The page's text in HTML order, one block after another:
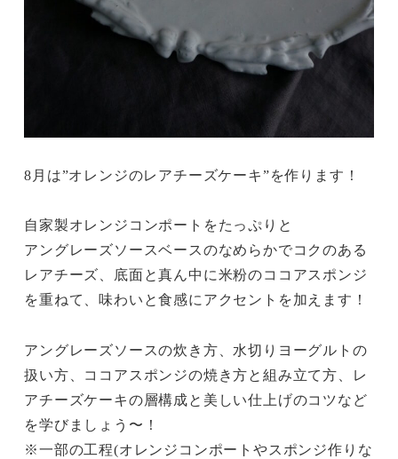
8月は”オレンジのレアチーズケーキ”を作ります！
自家製オレンジコンポートをたっぷりと
アングレーズソースベースのなめらかでコクのある
レアチーズ、底面と真ん中に米粉のココアスポンジ
を重ねて、味わいと食感にアクセントを加えます！
アングレーズソースの炊き方、水切りヨーグルトの
扱い方、ココアスポンジの焼き方と組み立て方、レ
アチーズケーキの層構成と美しい仕上げのコツなど
を学びましょう〜！
※一部の工程(オレンジコンポートやスポンジ作りな